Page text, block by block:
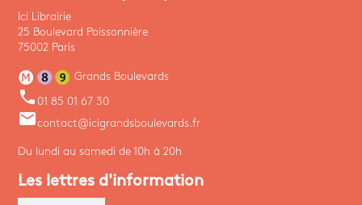
Ici Librairie
25 Boulevard Poissonnière
75002 Paris
Grands Boulevards
phone 01 85 01 67 30
emailcontact@icigrandsboulevards.fr
Du lundi au samedi de 10h à 20h
Les lettres d'information